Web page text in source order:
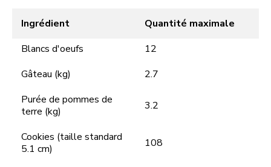
Ingrédient
Quantité maximale
Blancs d'oeufs
12
Gâteau (kg)
2.7
Purée de pommes de
terre (kg)
3.2
Cookies (taille standard
5.1 cm)
108